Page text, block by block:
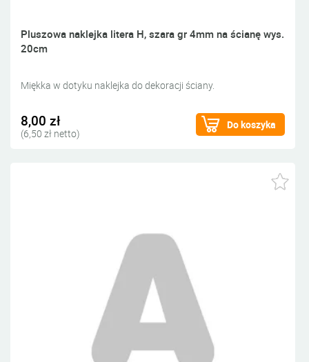
Pluszowa naklejka litera H, szara gr 4mm na ścianę wys.
20cm
Miękka w dotyku naklejka do dekoracji ściany.
8,00 zł
(6,50 zł netto)
Do koszyka